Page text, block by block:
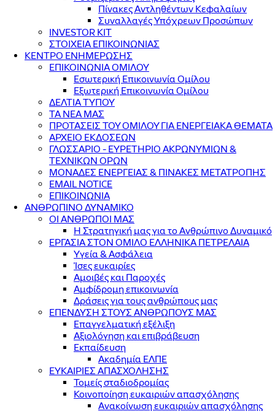
Πίνακες Αντληθέντων Κεφαλαίων
Συναλλαγές Υπόχρεων Προσώπων
INVESTOR KIT
ΣΤΟΙΧΕΙΑ ΕΠΙΚΟΙΝΩΝΙΑΣ
ΚΕΝΤΡΟ ΕΝΗΜΕΡΩΣΗΣ
ΕΠΙΚΟΙΝΩΝΙΑ ΟΜΙΛΟΥ
Εσωτερική Επικοινωνία Ομίλου
Εξωτερική Επικοινωνία Ομίλου
ΔΕΛΤΙΑ ΤΥΠΟΥ
ΤΑ ΝΕΑ ΜΑΣ
ΠΡΟΤΑΣΕΙΣ ΤΟΥ ΟΜΙΛΟΥ ΓΙΑ ΕΝΕΡΓΕΙΑΚΑ ΘΕΜΑΤΑ
ΑΡΧΕΙΟ ΕΚΔΟΣΕΩΝ
ΓΛΩΣΣΑΡΙΟ - ΕΥΡΕΤΗΡΙΟ ΑΚΡΩΝΥΜΙΩΝ &
ΤΕΧΝΙΚΩΝ ΟΡΩΝ
ΜΟΝΑΔΕΣ ΕΝΕΡΓΕΙΑΣ & ΠΙΝΑΚΕΣ ΜΕΤΑΤΡΟΠΗΣ
EMAIL NOTICE
ΕΠΙΚΟΙΝΩΝΙΑ
ΑΝΘΡΩΠΙΝΟ ΔΥΝΑΜΙΚΟ
ΟΙ ΑΝΘΡΩΠΟΙ ΜΑΣ
Η Στρατηγική μας για το Ανθρώπινο Δυναμικό
ΕΡΓΑΣΙΑ ΣΤΟΝ ΟΜΙΛΟ ΕΛΛΗΝΙΚΑ ΠΕΤΡΕΛΑΙΑ
Υγεία & Ασφάλεια
Ίσες ευκαιρίες
Αμοιβές και Παροχές
Αμφίδρομη επικοινωνία
Δράσεις για τους ανθρώπους μας
ΕΠΕΝΔΥΣΗ ΣΤΟΥΣ ΑΝΘΡΩΠΟΥΣ ΜΑΣ
Επαγγελματική εξέλιξη
Αξιολόγηση και επιβράβευση
Εκπαίδευση
Ακαδημία ΕΛΠΕ
ΕΥΚΑΙΡΙΕΣ ΑΠΑΣΧΟΛΗΣΗΣ
Τομείς σταδιοδρομίας
Κοινοποίηση ευκαιριών απασχόλησης
Ανακοίνωση ευκαιριών απασχόλησης